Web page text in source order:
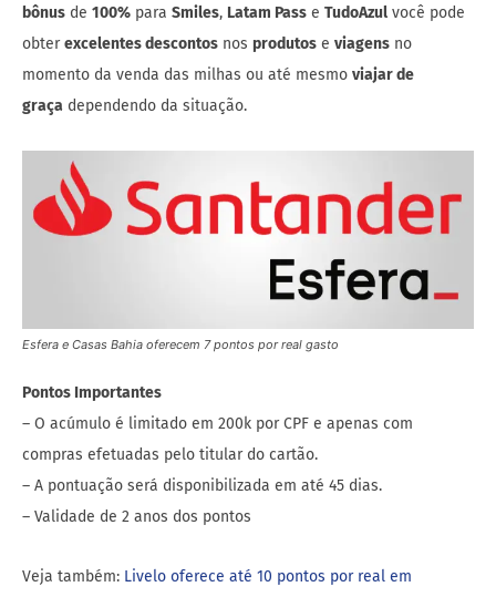
bônus de 100% para Smiles, Latam Pass e TudoAzul você pode
obterexcelentes descontos nos produtos e viagens no
momento da venda das milhas ou até mesmo viajar de
graça dependendo da situação.
Esfera e Casas Bahia oferecem 7 pontos por real gasto
Pontos Importantes
– O acúmulo é limitado em 200k por CPF e apenas com
compras efetuadas pelo titular do cartão.
– A pontuação será disponibilizada em até 45 dias.
– Validade de 2 anos dos pontos
Veja também: Livelo oferece até 10 pontos por real em